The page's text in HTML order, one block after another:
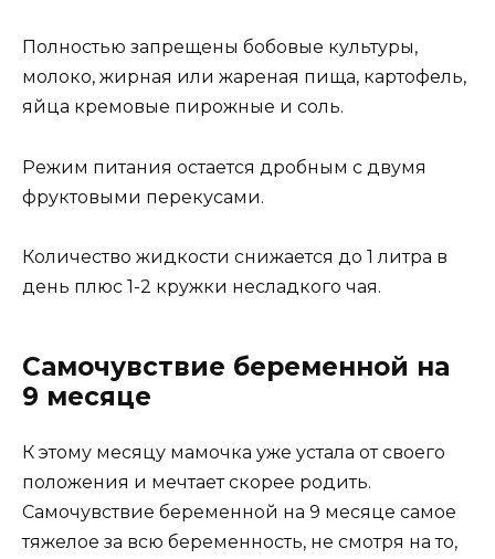
Полностью запрещены бобовые культуры,
молоко, жирная или жареная пища, картофель,
яйца кремовые пирожные и соль.
Режим питания остается дробным с двумя
фруктовыми перекусами.
Количество жидкости снижается до 1 литра в
день плюс 1-2 кружки несладкого чая.
Самочувствие беременной на
9 месяце
К этому месяцу мамочка уже устала от своего
положения и мечтает скорее родить.
Самочувствие беременной на 9 месяце самое
тяжелое за всю беременность, не смотря на то,